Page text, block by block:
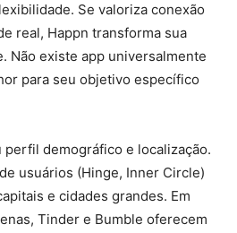
Se valoriza conexão
real, Happn transforma sua
Não existe app universalmente
para seu objetivo específico
perfil demográfico e localização.
usuários (Hinge, Inner Circle)
e cidades grandes. Em
Tinder e Bumble oferecem